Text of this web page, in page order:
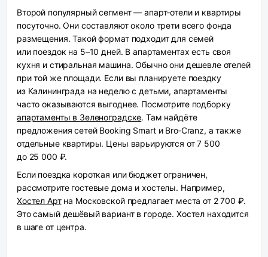
Второй популярный сегмент — апарт‑отели и квартиры
посуточно. Они составляют около трети всего фонда
размещения. Такой формат подходит для семей
или поездок на 5–10 дней. В апартаментах есть своя
кухня и стиральная машина. Обычно они дешевле отелей
при той же площади. Если вы планируете поездку
из Калининграда на неделю с детьми, апартаменты
часто оказываются выгоднее. Посмотрите подборку
апартаменты в Зеленоградске. Там найдёте
предложения сетей Booking Smart и Bro‑Cranz, а также
отдельные квартиры. Цены варьируются от 7 500
до 25 000 ₽.
Если поездка короткая или бюджет ограничен,
рассмотрите гостевые дома и хостелы. Например,
Хостел Артна Московской предлагает места от 2 700 ₽.
Это самый дешёвый вариант в городе. Хостел находится
в шаге от центра.